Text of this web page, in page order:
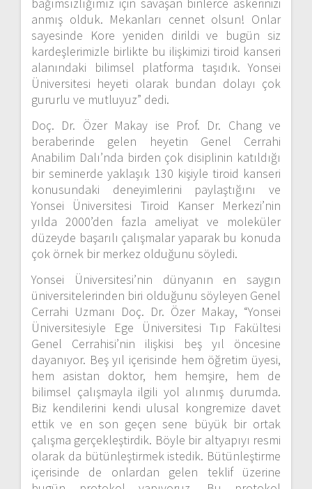
bağımsızlığımız için savaşan binlerce askerinizi
anmış olduk. Mekanları cennet olsun! Onlar
sayesinde Kore yeniden dirildi ve bugün siz
kardeşlerimizle birlikte bu ilişkimizi tiroid kanseri
alanındaki bilimsel platforma taşıdık. Yonsei
Üniversitesi heyeti olarak bundan dolayı çok
gururlu ve mutluyuz” dedi.
Doç. Dr. Özer Makay ise Prof. Dr. Chang ve
beraberinde gelen heyetin Genel Cerrahi
Anabilim Dalı’nda birden çok disiplinin katıldığı
bir seminerde yaklaşık 130 kişiyle tiroid kanseri
konusundaki deneyimlerini paylaştığını ve
Yonsei Üniversitesi Tiroid Kanser Merkezi’nin
yılda 2000’den fazla ameliyat ve moleküler
düzeyde başarılı çalışmalar yaparak bu konuda
çok örnek bir merkez olduğunu söyledi.
Yonsei Üniversitesi’nin dünyanın en saygın
üniversitelerinden biri olduğunu söyleyen Genel
Cerrahi Uzmanı Doç. Dr. Özer Makay, “Yonsei
Üniversitesiyle Ege Üniversitesi Tıp Fakültesi
Genel Cerrahisi’nin ilişkisi beş yıl öncesine
dayanıyor. Beş yıl içerisinde hem öğretim üyesi,
hem asistan doktor, hem hemşire, hem de
bilimsel çalışmayla ilgili yol alınmış durumda.
Biz kendilerini kendi ulusal kongremize davet
ettik ve en son geçen sene büyük bir ortak
çalışma gerçekleştirdik. Böyle bir altyapıyı resmi
olarak da bütünleştirmek istedik. Bütünleştirme
içerisinde de onlardan gelen teklif üzerine